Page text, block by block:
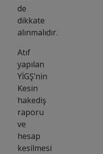
de
dikkate
alınmalıdır.
Atıf
yapılan
YİGŞ’nin
Kesin
hakediş
raporu
ve
hesap
kesilmesi